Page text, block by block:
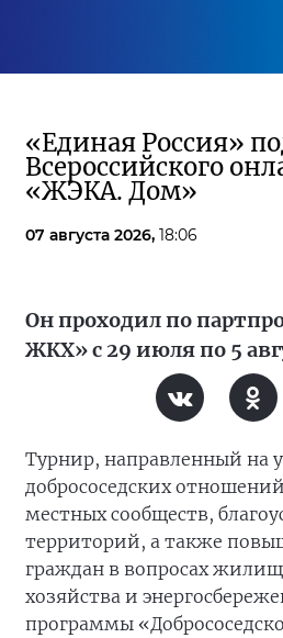
«Единая Россия»
Всероссийского
«ЖЭКА. Дом»
07 августа 2026, 18:06
Он проходил по
ЖКХ» с 29 июля по 5
Турнир, направленный на
добрососедских
местных сообществ,
территорий, а также
граждан в вопросах
хозяйства и
программы